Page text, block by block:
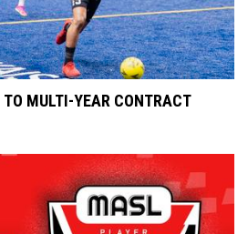
MULTI-YEAR CONTRACT